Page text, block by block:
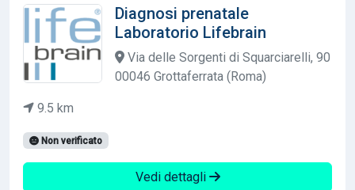
Diagnosi prenatale
Laboratorio Lifebrain
Via delle Sorgenti di Squarciarelli, 90
00046 Grottaferrata (Roma)
9.5 km
Non verificato
Vedi dettagli